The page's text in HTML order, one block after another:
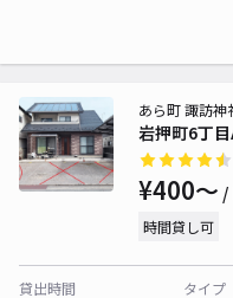
岩押町6丁
あら町 諏訪
¥400〜 /
時間貸し可
貸出時間
タイプ